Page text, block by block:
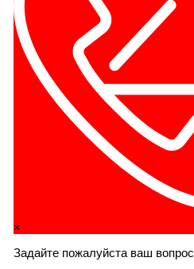
×
Задайте пожалуйста ваш вопрос